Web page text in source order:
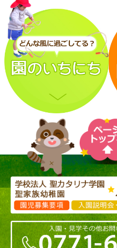
少しでも体調が悪い時には、感染
お休みしてくださいね。これ以上
うに。
たんぽぽ組さんと、雪遊びの準備
お友達は、また次を楽しみにしま
明日は雪が降るのかな？
雪が降ったら、みんなで雪だるま
とても寒い1日でした。
明日はもっと冷え込むようです・
子ども達は、ゆきや こんこ・・
歌っていましたよ。
今日の洋食給食
・ハイジの白パン
・クリームシチュー
・バナナ
1日1日を大切に過ごしていきたい
始業式終了後は、
各クラスで冬休みの出来事を伝え
まだ、話していないお友達もいる
聞けることを楽しみにしています！
世界こども助け合いの日の献金
12月のお手紙を再度ご確認してい
ご協力をお願い致します。